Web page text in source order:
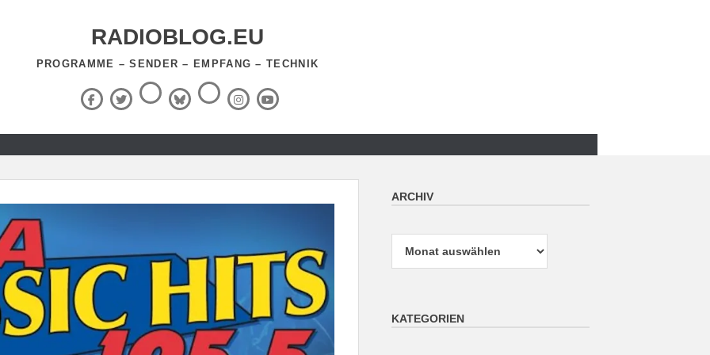
RADIOBLOG.EU
PROGRAMME – SENDER – EMPFANG – TECHNIK
Facebook
X
(Twitter)
ThreadsBlueSky
RSS-
Feed InstagramYouTube
ARCHIV
KATEGORIEN